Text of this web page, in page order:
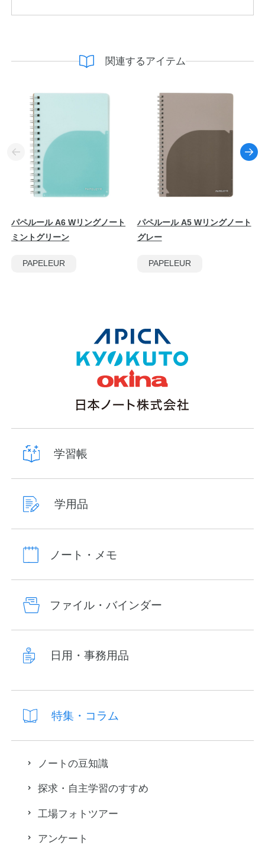
関連するアイテム
パペルール A6 Wリングノート
ミントグリーン
PAPELEUR
パペルール A5 Wリングノート
グレー
PAPELEUR
学習帳
学用品
ノート・メモ
ファイル・バインダー
日用・事務用品
特集・コラム
ノートの豆知識
探求・自主学習のすすめ
工場フォトツアー
アンケート